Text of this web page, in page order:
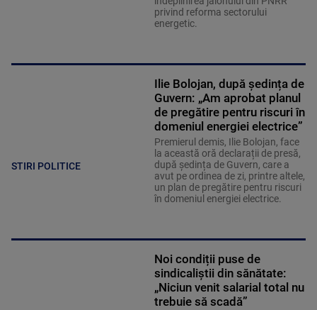
privind reforma sectorului
energetic.
STIRI POLITICE
Ilie Bolojan, după ședința de
Guvern: „Am aprobat planul
de pregătire pentru riscuri în
domeniul energiei electrice”
Premierul demis, Ilie Bolojan, face
la această oră declarații de presă,
după ședința de Guvern, care a
avut pe ordinea de zi, printre altele,
un plan de pregătire pentru riscuri
în domeniul energiei electrice.
Noi condiții puse de
sindicaliștii din sănătate:
„Niciun venit salarial total nu
trebuie să scadă”